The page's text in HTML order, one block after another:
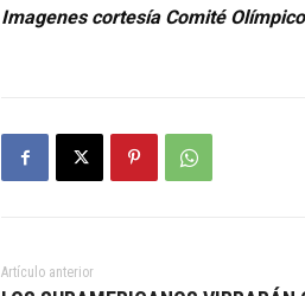
Imagenes cortesía Comité
Artículo anterior